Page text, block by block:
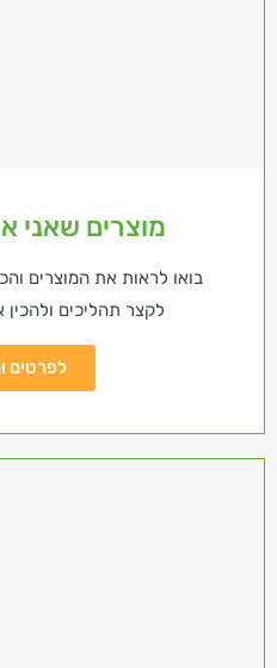
מוצרים שאני
בואו לראות את המוצרים
לקצר תהליכים
לפרטים